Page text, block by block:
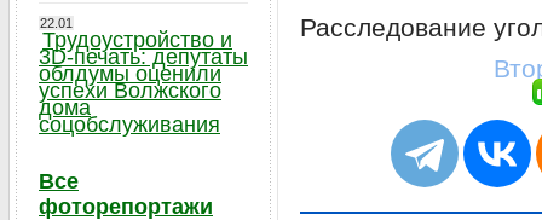
Расследование
22.01
Трудоустройство и
3D-печать: депутаты
облдумы оценили
успехи Волжского
дома
соцобслуживания
Все
фоторепортажи